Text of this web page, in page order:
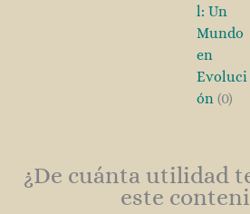
l: Un
Mundo
en
Evoluci
ón (0)
¿De cuánta utilidad
este